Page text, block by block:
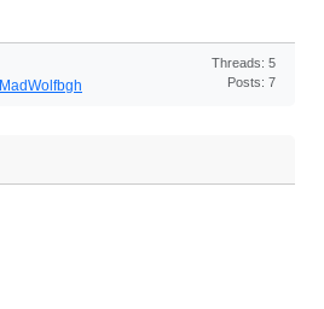
MadWolfbgh
Threads: 5
Posts: 7